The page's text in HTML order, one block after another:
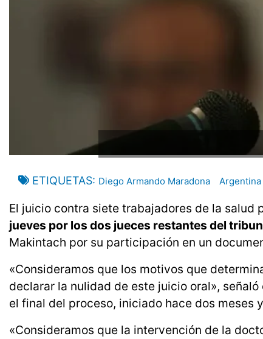
ETIQUETAS Diego Armando Maradona Argentina
El juicio contra siete trabajadores de la salud
jueves por los dos jueces restantes del
Makintach por su participación en un
«Consideramos que los motivos que
declarar la nulidad de este juicio oral», señaló
el final del proceso, iniciado hace dos meses
«Consideramos que la intervención de la